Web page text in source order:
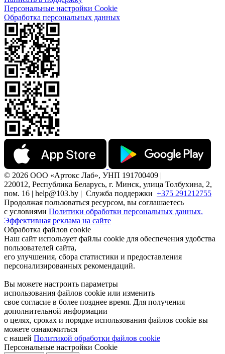
Персональные настройки Cookie
Обработка персональных данных
© 2026 ООО «Артокс Лаб», УНП 191700409 |
220012, Республика Беларусь, г. Минск, улица Толбухина, 2,
пом. 16 | help@103.by | Служба поддержки +375 291212755
Продолжая пользоваться ресурсом, вы соглашаетесь
с условиями Политики обработки персональных данных.
Эффективная реклама на сайте
Обработка файлов cookie
Наш сайт использует файлы cookie для обеспечения удобства
пользователей сайта,
его улучшения, сбора статистики и предоставления
персонализированных рекомендаций.
Вы можете настроить параметры
использования файлов cookie или изменить
свое согласие в более позднее время. Для получения
дополнительной информации
о целях, сроках и порядке использования файлов cookie вы
можете ознакомиться
с нашей Политикой обработки файлов cookie
Персональные настройки Cookie